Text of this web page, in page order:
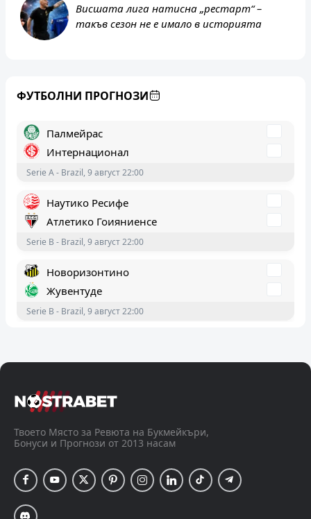
Висшата лига натисна „рестарт“ –
такъв сезон не е имало в историята
ФУТБОЛНИ ПРОГНОЗИ
Leagues Cup - World, 9 август 22:30
Палмейрас
Интернационал
Serie A - Brazil, 9 август 22:00
Наутико Ресифе
Атлетико Гоияниенсе
Serie B - Brazil, 9 август 22:00
Новоризонтино
Жувентуде
Serie B - Brazil, 9 август 22:00
ЦСКА
Черно Море
Лудогорец
А Група - България, 9 август 19:00
Твоето Място за Ревюта на Букмейкъри,
Бонуси и Прогнози от 2013 насам